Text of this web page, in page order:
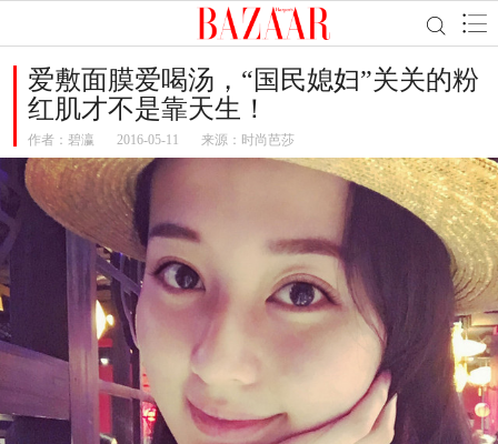
爱敷面膜爱喝汤，“国民媳妇”关关的粉
红肌才不是靠天生！
作者： 碧瀛 2016-05-11 来源：时尚芭莎